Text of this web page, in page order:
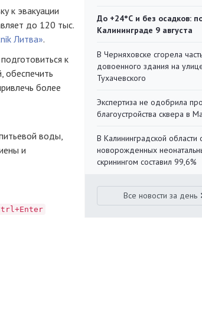
к эвакуации
до 120 тыс.
Литва».
к
обеспечить
более
воды,
и
До +24°С и без осадков:
Калининграде 9 августа
В Черняховске сгорела
довоенного здания на
Тухачевского
Экспертиза не одобрила
благоустройства сквера в
В Калининградской области
новорожденных
скринингом составил 99,6%
Все новости за день